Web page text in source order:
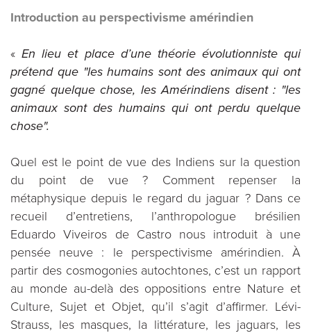
Introduction au perspectivisme amérindien
«En lieu et place d’une théorie évolutionniste qui
prétend que "les humains sont des animaux qui ont
gagné quelque chose, les Amérindiens disent : "les
animaux sont des humains qui ont perdu quelque
chose".
Quel est le point de vue des Indiens sur la question
du point de vue ? Comment repenser la
métaphysique depuis le regard du jaguar ? Dans ce
recueil d’entretiens, l’anthropologue brésilien
Eduardo Viveiros de Castro nous introduit à une
pensée neuve : le perspectivisme amérindien. À
partir des cosmogonies autochtones, c’est un rapport
au monde au-delà des oppositions entre Nature et
Culture, Sujet et Objet, qu’il s’agit d’affirmer. Lévi-
Strauss, les masques, la littérature, les jaguars, les